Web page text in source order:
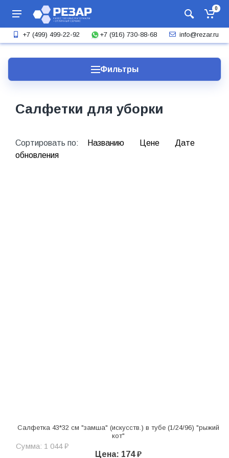
0
+7 (499) 499-22-92 +7 (916) 730-88-68 info@rezar.ru
Фильтры
Салфетки для уборки
Сортировать по: Названию Цене
Дате
обновления
Салфетка 43*32 см "замша" (искусств.) в тубе (1/24/96) "рыжий
кот"
Сумма: 1 044 ₽
Цена: 174 ₽